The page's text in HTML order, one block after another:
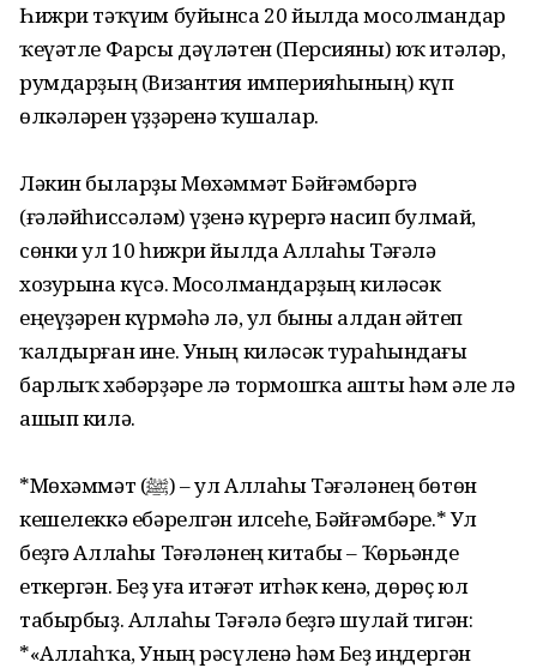
Һижри тәҡүим буйынса 20 йылда мосолмандар
ҡеүәтле Фарсы дәүләтен (Персияны) юҡ итәләр,
румдарҙың (Византия империяһының) күп
өлкәләрен үҙҙәренә ҡушалар.
Ләкин быларҙы Мөхәммәт Бәйғәмбәргә
(ғәләйһиссәләм) үҙенә күрергә насип булмай,
сөнки ул 10 һижри йылда Аллаһы Тәғәлә
хозурына күсә. Мосолмандарҙың киләсәк
еңеүҙәрен күрмәһә лә, ул быны алдан әйтеп
ҡалдырған ине. Уның киләсәк тураһындағы
барлыҡ хәбәрҙәре лә тормошҡа ашты һәм әле лә
ашып килә.
*Мөхәммәт (ﷺ) – ул Аллаһы Тәғәләнең бөтөн
кешелеккә ебәрелгән илсеһе, Бәйғәмбәре.* Ул
беҙгә Аллаһы Тәғәләнең китабы – Ҡөрьәнде
еткергән. Беҙ уға итәғәт итһәк кенә, дөрөҫ юл
табырбыҙ. Аллаһы Тәғәлә беҙгә шулай тигән:
*«Аллаһҡа, Уның рәсүленә һәм Беҙ иңдергән